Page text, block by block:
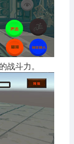
斗力。